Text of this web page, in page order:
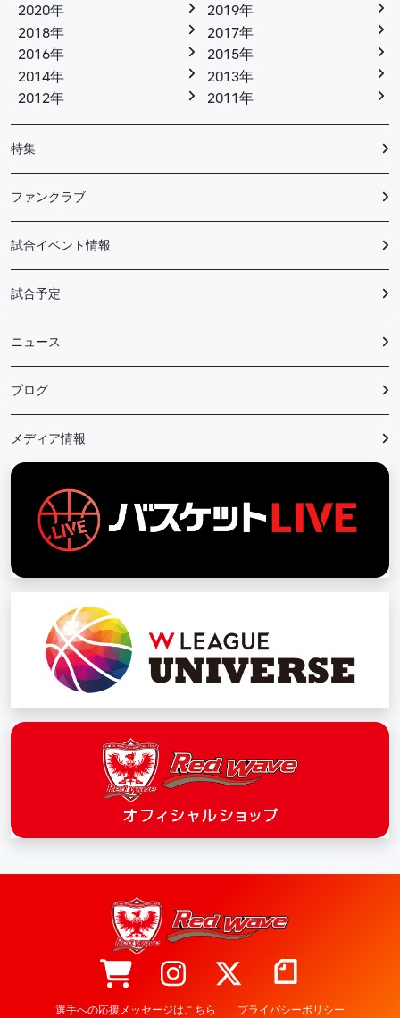
2020年
2019年
2018年
2017年
2016年
2015年
2014年
2013年
2012年
2011年
特集
ファンクラブ
試合イベント情報
試合予定
ニュース
ブログ
メディア情報
選手への応援メッセージはこちら プライバシーポリシー